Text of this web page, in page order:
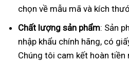
chọn về mẫu mã và kích
Chất lượng sản phẩm: Sản
nhập khẩu chính hãng, có
Chúng tôi cam kết hoàn tiền